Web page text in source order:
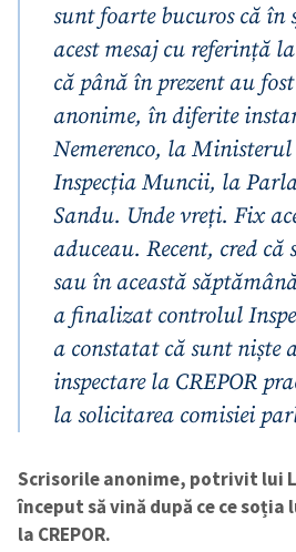
sunt foarte bucuros că
acest mesaj cu referință
că până în prezent au
anonime, în diferite
Nemerenco, la
Inspecția Muncii, la
Sandu. Unde vreți. Fix
aduceau. Recent, cred
sau în această
a finalizat controlul
a constatat că sunt niște
inspectare la CREPOR
la solicitarea comisiei
Scrisorile anonime, potrivit lui
început să vină după ce ce
la CREPOR.
ȘTIREA MEA
Titlu știre
+ Adaugă titlu
Fotografie
+ Încarcă imagine
Link media+ Link media
Mesajul știrei
+ Mesajul știrei